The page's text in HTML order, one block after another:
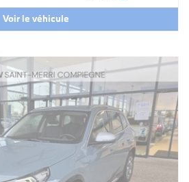
Voir le véhicule